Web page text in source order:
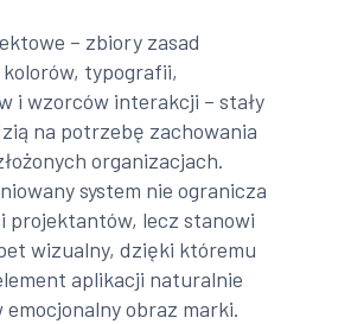
– zbiory zasad
typografii,
i wzorców interakcji – stały
na potrzebę zachowania
organizacjach.
system nie ogranicza
projektantów, lecz stanowi
wizualny, dzięki któremu
aplikacji naturalnie
emocjonalny obraz marki.